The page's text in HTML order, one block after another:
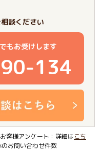
談ください
もお受けします
134
客様アンケート：詳細はこち
お問い合わせ件数